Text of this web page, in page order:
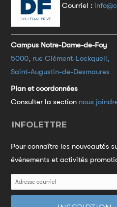
Courriel :
Campus Notre-Dame-de-Foy
5000, rue Clément-Lockquell,
Saint-Augustin-de-Desmaures
Plan et coordonnées
Consulter la section nous
INFOLETTRE
Pour connaître les nouveautés
événements et activités